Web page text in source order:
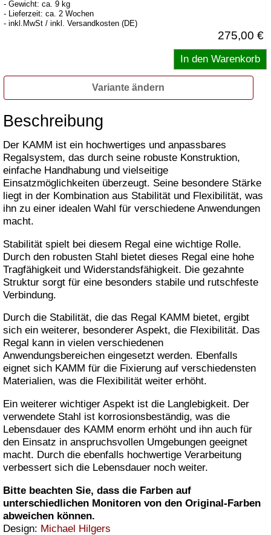
- Gewicht: ca. 9 kg
- Lieferzeit: ca. 2 Wochen
- inkl.MwSt / inkl. Versandkosten (DE)
275,00 €
Variante ändern
Beschreibung
Der KAMM ist ein hochwertiges und anpassbares
Regalsystem, das durch seine robuste Konstruktion,
einfache Handhabung und vielseitige
Einsatzmöglichkeiten überzeugt. Seine besondere Stärke
liegt in der Kombination aus Stabilität und Flexibilität, was
ihn zu einer idealen Wahl für verschiedene Anwendungen
macht.
Stabilität spielt bei diesem Regal eine wichtige Rolle.
Durch den robusten Stahl bietet dieses Regal eine hohe
Tragfähigkeit und Widerstandsfähigkeit. Die gezahnte
Struktur sorgt für eine besonders stabile und rutschfeste
Verbindung.
Durch die Stabilität, die das Regal KAMM bietet, ergibt
sich ein weiterer, besonderer Aspekt, die Flexibilität. Das
Regal kann in vielen verschiedenen
Anwendungsbereichen eingesetzt werden. Ebenfalls
eignet sich KAMM für die Fixierung auf verschiedensten
Materialien, was die Flexibilität weiter erhöht.
Ein weiterer wichtiger Aspekt ist die Langlebigkeit. Der
verwendete Stahl ist korrosionsbeständig, was die
Lebensdauer des KAMM enorm erhöht und ihn auch für
den Einsatz in anspruchsvollen Umgebungen geeignet
macht. Durch die ebenfalls hochwertige Verarbeitung
verbessert sich die Lebensdauer noch weiter.
Bitte beachten Sie, dass die Farben auf
unterschiedlichen Monitoren von den Original-Farben
abweichen können.
Design: Michael Hilgers